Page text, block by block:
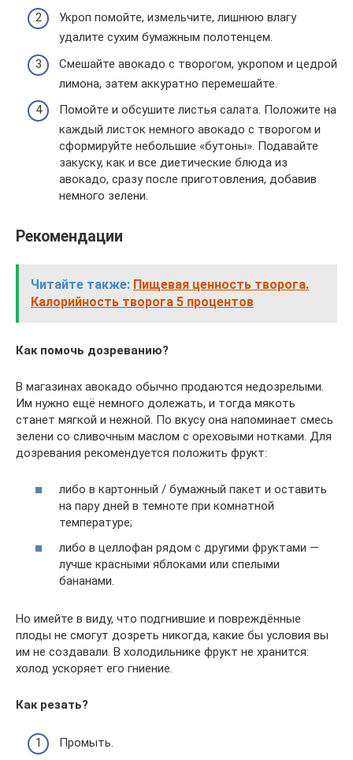
Укроп помойте, измельчите, лишнюю влагу
удалите сухим бумажным полотенцем.
Смешайте авокадо с творогом, укропом и цедрой
лимона, затем аккуратно перемешайте.
Помойте и обсушите листья салата. Положите на
каждый листок немного авокадо с творогом и
сформируйте небольшие «бутоны». Подавайте
закуску, как и все диетические блюда из
авокадо, сразу после приготовления, добавив
немного зелени.
Рекомендации
Читайте также: Пищевая ценность творога.
Калорийность творога 5 процентов
Как помочь дозреванию?
В магазинах авокадо обычно продаются недозрелыми.
Им нужно ещё немного долежать, и тогда мякоть
станет мягкой и нежной. По вкусу она напоминает смесь
зелени со сливочным маслом с ореховыми нотками. Для
дозревания рекомендуется положить фрукт:
либо в картонный / бумажный пакет и оставить
на пару дней в темноте при комнатной
температуре;
либо в целлофан рядом с другими фруктами —
лучше красными яблоками или спелыми
бананами.
Но имейте в виду, что подгнившие и повреждённые
плоды не смогут дозреть никогда, какие бы условия вы
им не создавали. В холодильнике фрукт не хранится:
холод ускоряет его гниение.
Как резать?
Промыть.